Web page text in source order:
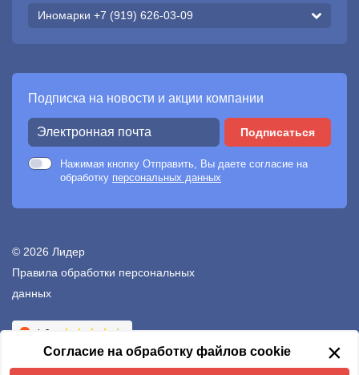
Иномарки +7 (919) 626-03-09
Подписка на новости и акции компании
Подписаться
Нажимая кнопку Отправить, Вы даете согласие на
обработку персональных данных
© 2026 Лидер
Правила обработки персональных
данных
×
Согласие на обработку файлов cookie